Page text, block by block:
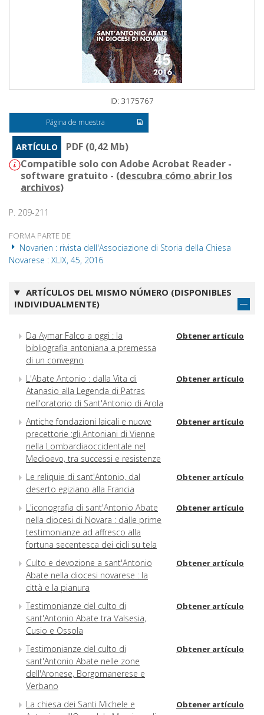
ID: 3175767
Página de muestra
ARTÍCULO
PDF (0,42 Mb)
Compatible solo con Adobe Acrobat Reader -
software gratuito - (descubra cómo abrir los
archivos)
P. 209-211
FORMA PARTE DE
Novarien : rivista dell'Associazione di Storia della Chiesa
Novarese : XLIX, 45, 2016
ARTÍCULOS DEL MISMO NÚMERO (DISPONIBLES
INDIVIDUALMENTE)
Da Aymar Falco a oggi : la
bibliografia antoniana a premessa
di un convegno
Obtener artículo
L'Abate Antonio : dalla Vita di
Atanasio alla Legenda di Patras
nell'oratorio di Sant'Antonio di Arola
Obtener artículo
Antiche fondazioni laicali e nuove
precettorie :gli Antoniani di Vienne
nella Lombardiaoccidentale nel
Medioevo, tra successi e resistenze
Obtener artículo
Le reliquie di sant'Antonio, dal
deserto egiziano alla Francia
Obtener artículo
L'iconografia di sant'Antonio Abate
nella diocesi di Novara : dalle prime
testimonianze ad affresco alla
fortuna secentesca dei cicli su tela
Obtener artículo
Culto e devozione a sant'Antonio
Abate nella diocesi novarese : la
città e la pianura
Obtener artículo
Testimonianze del culto di
sant'Antonio Abate tra Valsesia,
Cusio e Ossola
Obtener artículo
Testimonianze del culto di
sant'Antonio Abate nelle zone
dell'Aronese, Borgomanerese e
Verbano
Obtener artículo
La chiesa dei Santi Michele e
Obtener artículo